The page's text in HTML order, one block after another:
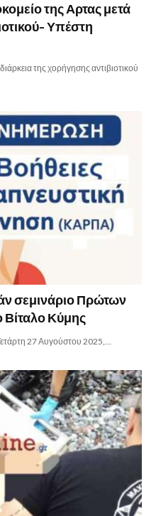
της Αρτας μετά
Υπέστη
της χορήγησης αντιβιοτικού
σεμινάριο Πρώτων
Κύμης
27 Αυγούστου 2025,…